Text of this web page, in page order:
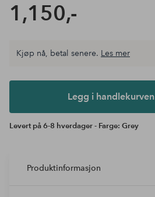
1,150,-
Legg i
Kjøp nå, betal senere. Les mer
Legg i handlekurven
Levert på 6-8 hverdager - Farge: Grey
Produktinformasjon